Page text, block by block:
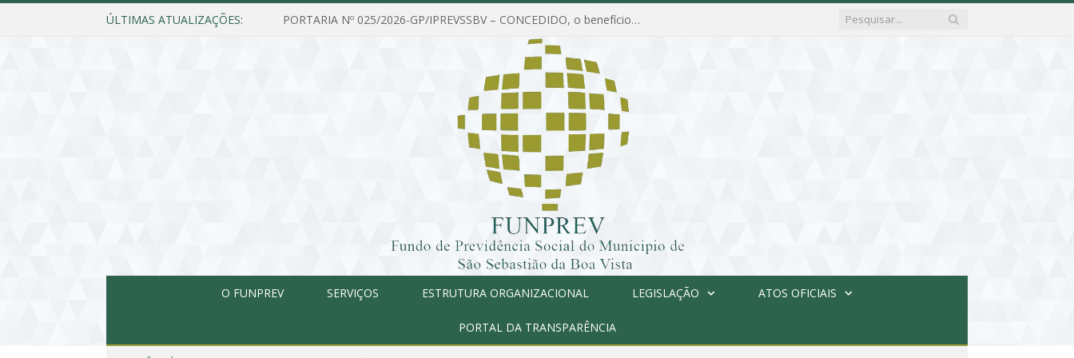
ÚLTIMAS ATUALIZAÇÕES: PORTARIA Nº 025/2026-GP/IPREVSSBV – CONCEDIDO, o benefício de PENSÃO a MARIA ESTELA DOS SANTOS SOUZA
O FUNPREV SERVIÇOS ESTRUTURA ORGANIZACIONAL LEGISLAÇÃO ATOS OFICIAIS
PORTAL DA TRANSPARÊNCIA